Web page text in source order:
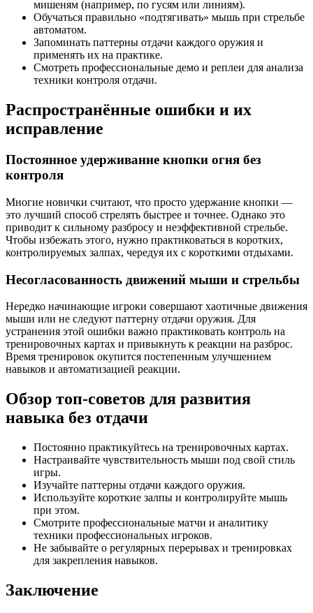
мишеням (например, по гусям или линиям).
Обучаться правильно «подтягивать» мышь при стрельбе
автоматом.
Запоминать паттерны отдачи каждого оружия и
применять их на практике.
Смотреть профессиональные демо и реплеи для анализа
техники контроля отдачи.
Распространённые ошибки и их
исправление
Постоянное удерживание кнопки огня без
контроля
Многие новички считают, что просто удержание кнопки —
это лучший способ стрелять быстрее и точнее. Однако это
приводит к сильному разбросу и неэффективной стрельбе.
Чтобы избежать этого, нужно практиковаться в коротких,
контролируемых залпах, чередуя их с короткими отдыхами.
Несогласованность движений мыши и стрельбы
Нередко начинающие игроки совершают хаотичные движения
мыши или не следуют паттерну отдачи оружия. Для
устранения этой ошибки важно практиковать контроль на
тренировочных картах и привыкнуть к реакции на разброс.
Время тренировок окупится постепенным улучшением
навыков и автоматизацией реакции.
Обзор топ-советов для развития
навыка без отдачи
Постоянно практикуйтесь на тренировочных картах.
Настраивайте чувствительность мыши под свой стиль
игры.
Изучайте паттерны отдачи каждого оружия.
Используйте короткие залпы и контролируйте мышь
при этом.
Смотрите профессиональные матчи и аналитику
техники профессиональных игроков.
Не забывайте о регулярных перерывах и тренировках
для закрепления навыков.
Заключение